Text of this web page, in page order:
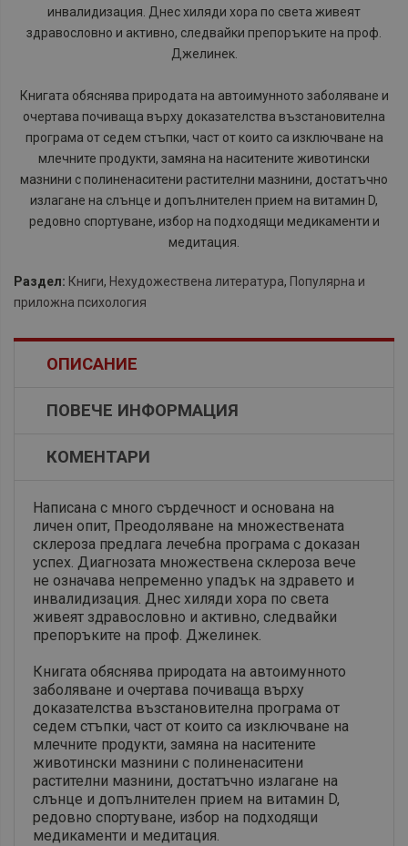
инвалидизация. Днес хиляди хора по света живеят
здравословно и активно, следвайки препоръките на проф.
Джелинек.
Книгата обяснява природата на автоимунното заболяване и
очертава почиваща върху доказателства възстановителна
програма от седем стъпки, част от които са изключване на
млечните продукти, замяна на наситените животински
мазнини с полиненаситени растителни мазнини, достатъчно
излагане на слънце и допълнителен прием на витамин D,
редовно спортуване, избор на подходящи медикаменти и
медитация.
Раздел: Книги, Нехудожествена литература, Популярна и
приложна психология
ОПИСАНИЕ
ПОВЕЧЕ ИНФОРМАЦИЯ
КОМЕНТАРИ
Написана с много сърдечност и основана на
личен опит, Преодоляване на множествената
склероза предлага лечебна програма с доказан
успех. Диагнозата множествена склероза вече
не означава непременно упадък на здравето и
инвалидизация. Днес хиляди хора по света
живеят здравословно и активно, следвайки
препоръките на проф. Джелинек.
Книгата обяснява природата на автоимунното
заболяване и очертава почиваща върху
доказателства възстановителна програма от
седем стъпки, част от които са изключване на
млечните продукти, замяна на наситените
животински мазнини с полиненаситени
растителни мазнини, достатъчно излагане на
слънце и допълнителен прием на витамин D,
редовно спортуване, избор на подходящи
медикаменти и медитация.